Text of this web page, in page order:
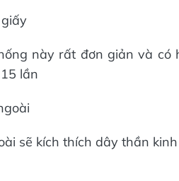
này rất đơn giản và có
lần
sẽ kích thích dây thần